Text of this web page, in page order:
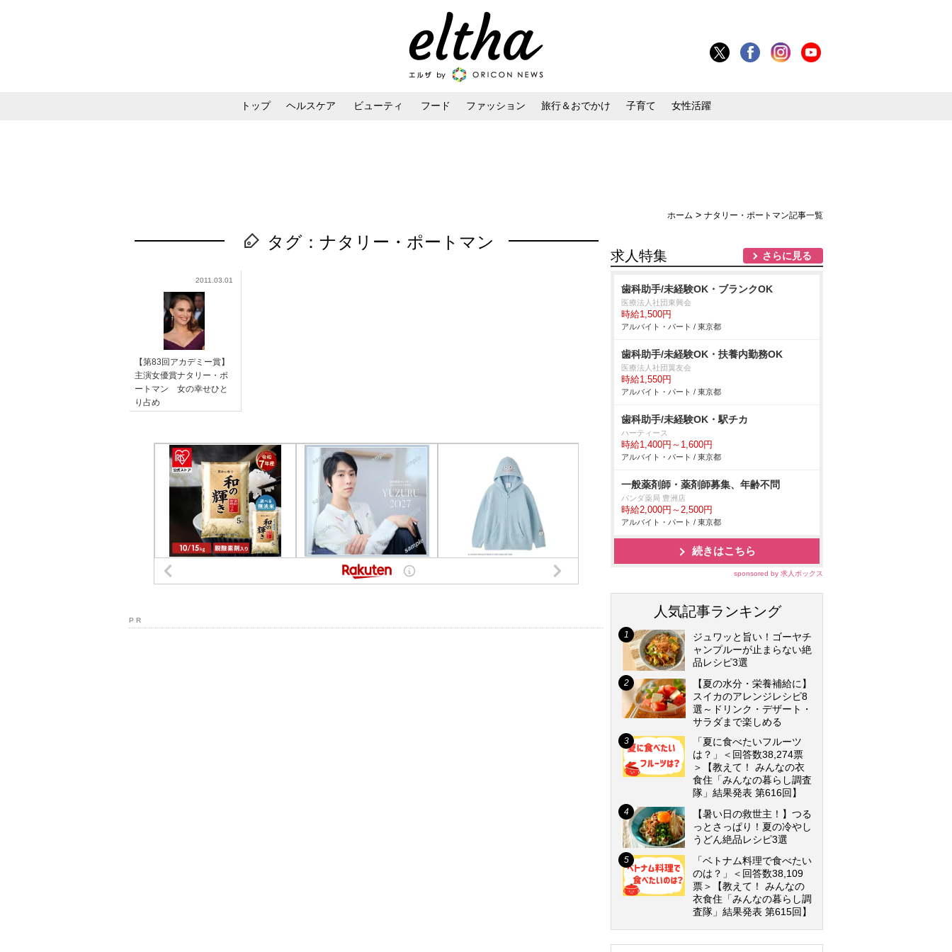
トップ ヘルスケア ビューティ フード ファッション 旅行＆おでかけ 子育て 女性活躍
ホーム > ナタリー・ポートマン記事一覧
タグ：ナタリー・ポートマン
2011.03.01
【第83回アカデミー賞】
主演女優賞ナタリー・ポ
ートマン 女の幸せひと
り占め
P R
求人特集 さらに見る
歯科助手/未経験OK・ブランクOK
医療法人社団東興会
時給1,500円
アルバイト・パート / 東京都
歯科助手/未経験OK・扶養内勤務OK
医療法人社団翼友会
時給1,550円
アルバイト・パート / 東京都
歯科助手/未経験OK・駅チカ
ハーティース
時給1,400円～1,600円
アルバイト・パート / 東京都
一般薬剤師・薬剤師募集、年齢不問
パンダ薬局 豊洲店
時給2,000円～2,500円
アルバイト・パート / 東京都
続きはこちら
sponsored by 求人ボックス
人気記事ランキング
ジュワッと旨い！ゴーヤチ
ャンプルーが止まらない絶
品レシピ3選
【夏の水分・栄養補給に】
スイカのアレンジレシピ8
選～ドリンク・デザート・
サラダまで楽しめる
「夏に食べたいフルーツ
は？」＜回答数38,274票
＞【教えて！ みんなの衣
食住「みんなの暮らし調査
隊」結果発表 第616回】
【暑い日の救世主！】つる
っとさっぱり！夏の冷やし
うどん絶品レシピ3選
「ベトナム料理で食べたい
のは？」＜回答数38,109
票＞【教えて！ みんなの
衣食住「みんなの暮らし調
査隊」結果発表 第615回】